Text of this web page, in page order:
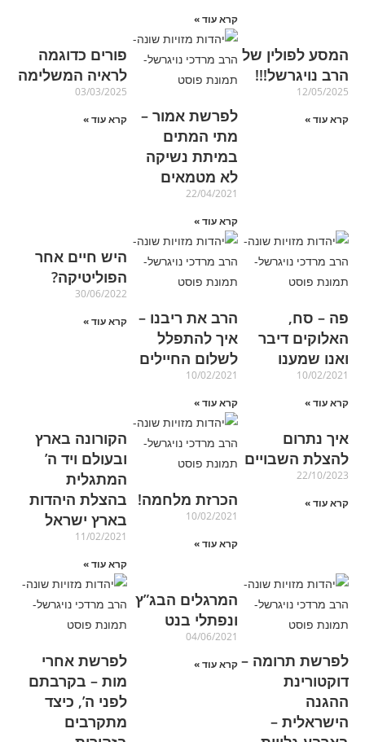
קרא עוד »
המסע לפולין של
הרב נויגרשל!!!
12/05/2025
קרא עוד »
לפרשת אמור –
מתי המתים
במיתת נשיקה
לא מטמאים
22/04/2021
קרא עוד »
פורים כדוגמה
לראיה המשלימה
03/03/2025
קרא עוד »
פה – סח,
האלוקים דיבר
ואנו שמענו
10/02/2021
קרא עוד »
הרב את ריבנו –
איך להתפלל
לשלום החיילים
10/02/2021
קרא עוד »
היש חיים אחר
הפוליטיקה?
30/06/2022
קרא עוד »
איך נתרום
להצלת השבויים
22/10/2023
קרא עוד »
הכרזת מלחמה!
10/02/2021
קרא עוד »
הקורונה בארץ
ובעולם ויד ה’
המתגלית
בהצלת היהדות
בארץ ישראל
11/02/2021
קרא עוד »
לפרשת תרומה –
דוקטורינת
ההגנה
הישראלית –
המרגלים הבג”ץ
ונפתלי בנט
04/06/2021
קרא עוד »
לפרשת אחרי
מות – בקרבתם
לפני ה’, כיצד
מתקרבים